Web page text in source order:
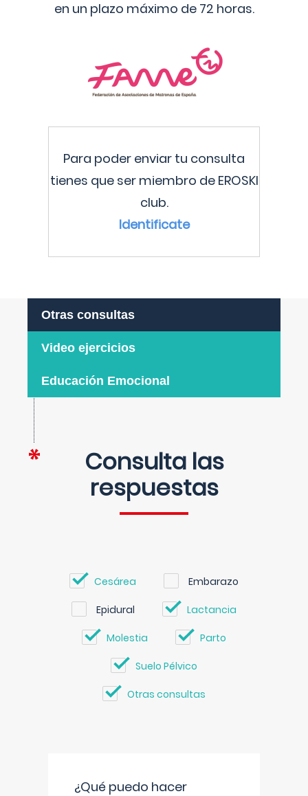
en un plazo máximo de 72 horas.
Para poder enviar tu consulta
tienes que ser miembro de EROSKI
club.
Identificate
Otras consultas
Video ejercicios
Educación Emocional
Consulta las
respuestas
Cesárea Embarazo
Epidural Lactancia
Molestia Parto
Suelo Pélvico
Otras consultas
¿Qué puedo hacer